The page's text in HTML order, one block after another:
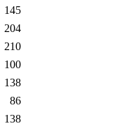
145
204
210
100
138
86
138